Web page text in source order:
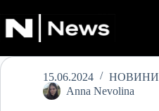
до
вмісту
15.06.2024
НОВИНИ
Anna Nevolina